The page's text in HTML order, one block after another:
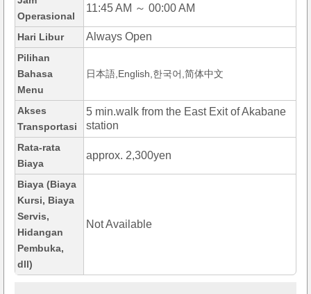
Operasional
11:45 AM ～ 00:00 AM
Hari Libur Always Open
Pilihan
Bahasa
Menu
日本語,English,한국어,简体中文
Akses
Transportasi
5 min.walk from the East Exit of Akabane
station
Rata-rata
Biaya
approx. 2,300yen
Biaya (Biaya
Kursi, Biaya
Servis,
Hidangan
Pembuka,
dll)
Not Available